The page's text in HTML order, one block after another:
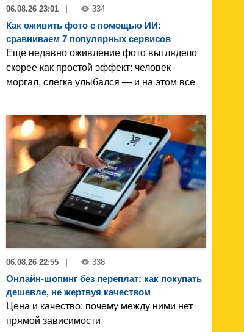
06.08.26 23:01 | 334
Как оживить фото с помощью ИИ:
сравниваем 7 популярных сервисов
Еще недавно оживление фото выглядело
скорее как простой эффект: человек
моргал, слегка улыбался — и на этом все
06.08.26 22:55 338
Онлайн-шопинг без переплат: как покупать
дешевле, не жертвуя качеством
Цена и качество: почему между ними нет
прямой зависимости